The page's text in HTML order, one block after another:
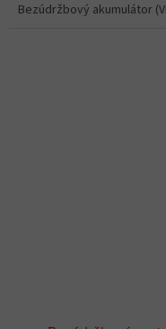
Bezúdržbový akumulátor